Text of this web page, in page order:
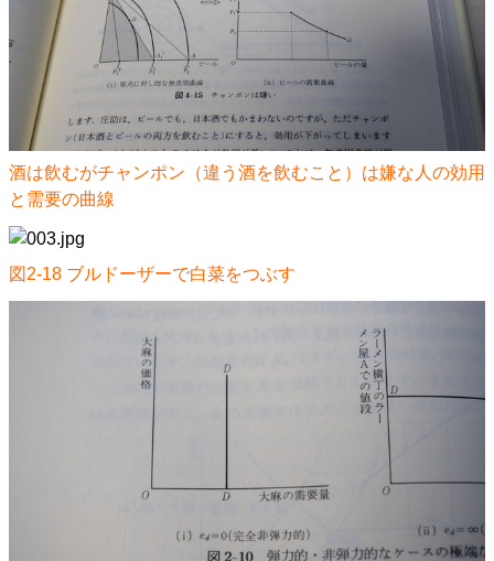
酒は飲むがチャンポン（違う酒を飲むこと）は嫌な人の効用
と需要の曲線
図2-18 ブルドーザーで白菜をつぶす